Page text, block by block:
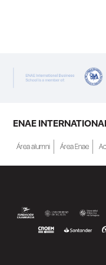
ENAE
Área alumni Área Enae